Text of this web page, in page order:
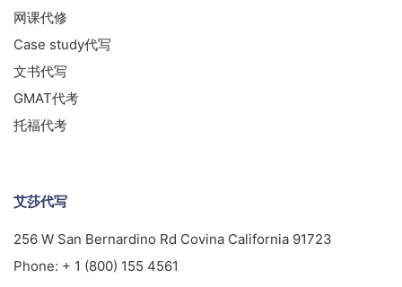
网课代修
Case study代写
文书代写
GMAT代考
托福代考
艾莎代写
256 W San Bernardino Rd Covina California 91723
Phone: + 1 (800) 155 4561